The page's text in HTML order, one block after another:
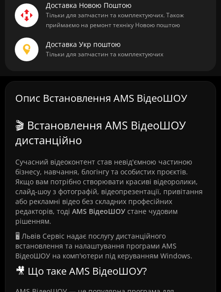
Доставка Новою Поштою
Тільки для запчастин та комплектуючих. Також
приймаємо на ремонт техніку Новою поштою
Доставка Укр поштою
Тільки для запчастин та комплектуючих
Опис Встановлення AMS ВідеоШОУ
🎬 Встановлення AMS ВідеоШОУ
дистанційно
Сучасний відеоконтент став невід'ємною частиною
бізнесу, навчання, блогінгу та особистих проєктів.
Якщо вам потрібно створювати красиві відеоролики,
слайд-шоу з фотографій, відеопрезентації, привітання
або рекламні відео без складних професійних
редакторів, тоді AMS ВідеоШОУ стане чудовим
рішенням.
🖥️ Львів Сервіс надає послугу дистанційного
встановлення та налаштування програми AMS
ВідеоШОУ на комп'ютери під керуванням Windows.
🎥 Що таке AMS ВідеоШОУ?